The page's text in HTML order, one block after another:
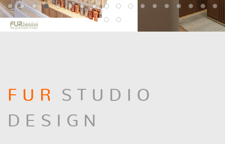
F U R
S T U D I O
D E S I G N